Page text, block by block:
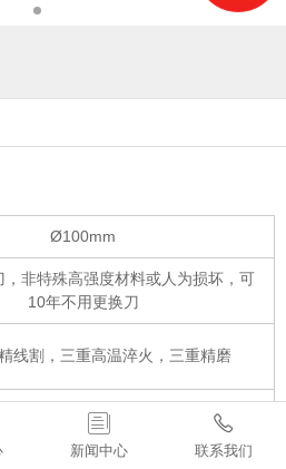
Ø100mm
，非特殊高强度材料或人为损坏，可
10年不用更换刀
线割，三重高温淬火，三重精磨
±0.2mm

新闻中心

联系我们